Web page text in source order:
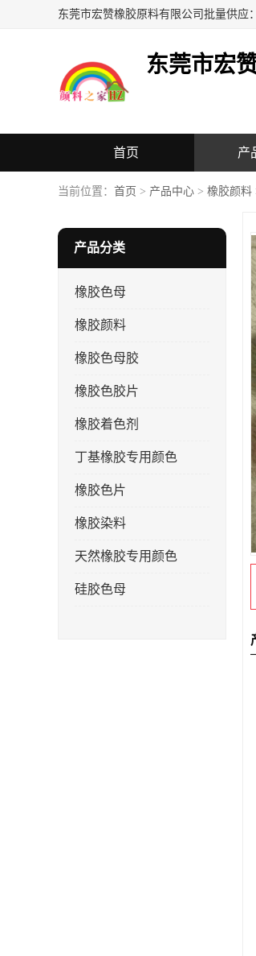
东莞市宏
首页 产
当前位置： 首页 > 产品中心 > 橡胶颜料
产品分类
橡胶色母
橡胶颜料
橡胶色母胶
橡胶色胶片
橡胶着色剂
丁基橡胶专用颜色
橡胶色片
橡胶染料
天然橡胶专用颜色
硅胶色母